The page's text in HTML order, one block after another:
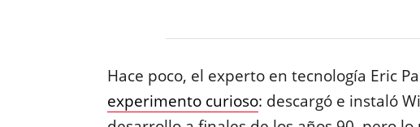
Hace poco, el experto en tecnología Eric
experimento curioso: descargó e instaló